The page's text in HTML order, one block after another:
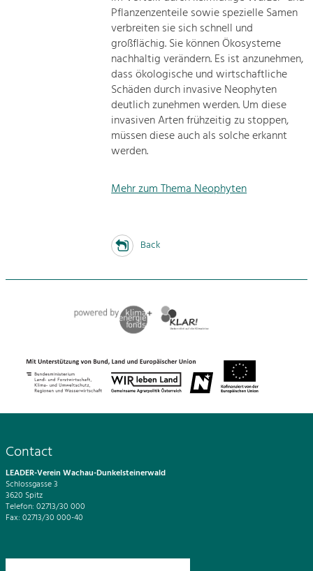
Pflanzenzenteile sowie spezielle Samen
verbreiten sie sich schnell und
großflächig. Sie können Ökosysteme
nachhaltig verändern. Es ist anzunehmen,
dass ökologische und wirtschaftliche
Schäden durch invasive Neophyten
deutlich zunehmen werden. Um diese
invasiven Arten frühzeitig zu stoppen,
müssen diese auch als solche erkannt
werden.
Mehr zum Thema Neophyten
Back
Contact
LEADER-Verein Wachau-Dunkelsteinerwald
Schlossgasse 3
3620 Spitz
Telefon: 02713/30 000
Fax: 02713/30 000-40